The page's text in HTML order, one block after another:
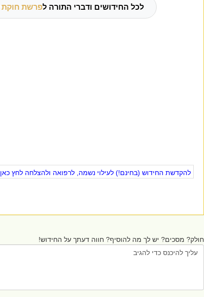
לכל החידושים ודברי התורה לפרשת חוקת
להקדשת החידוש (בחינם!) לעילוי נשמה, לרפואה ולהצלחה לחץ כאן
חולק? מסכים? יש לך מה להוסיף? חווה דעתך על החידוש!